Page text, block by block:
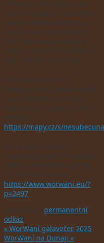
https://mapy.cz/s/nesubecuna
https://www.worwani.eu/?
p=2497
permanentní
odkaz
« WorWaní galavečer 2025
WorWaní na Dunaji »